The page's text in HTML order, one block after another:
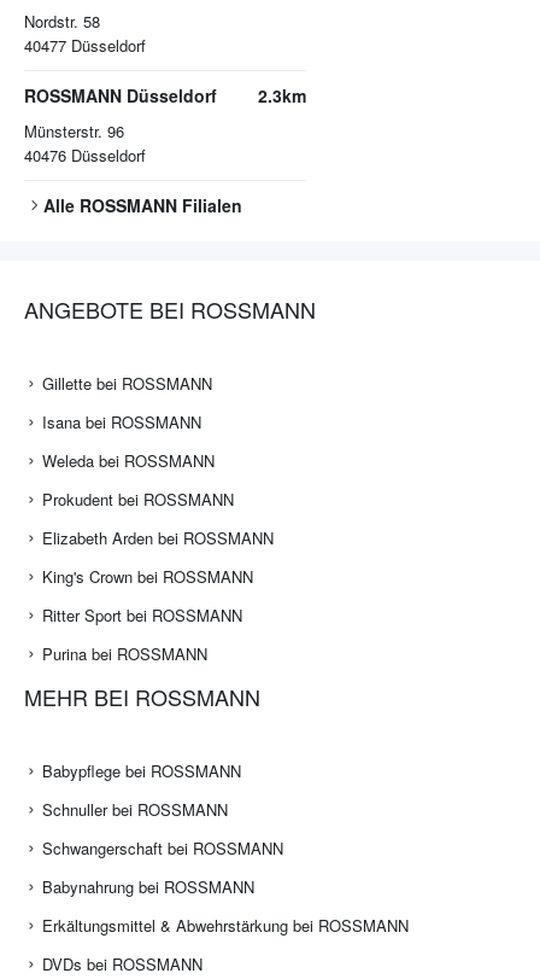
Nordstr. 58
40477 Düsseldorf
ROSSMANN Düsseldorf
Münsterstr. 96
40476 Düsseldorf
2.3km
Alle ROSSMANN Filialen
ANGEBOTE BEI ROSSMANN
Gillette bei ROSSMANN
Isana bei ROSSMANN
Weleda bei ROSSMANN
Prokudent bei ROSSMANN
Elizabeth Arden bei ROSSMANN
King's Crown bei ROSSMANN
Ritter Sport bei ROSSMANN
Purina bei ROSSMANN
MEHR BEI ROSSMANN
Babypflege bei ROSSMANN
Schnuller bei ROSSMANN
Schwangerschaft bei ROSSMANN
Babynahrung bei ROSSMANN
Erkältungsmittel & Abwehrstärkung bei ROSSMANN
DVDs bei ROSSMANN